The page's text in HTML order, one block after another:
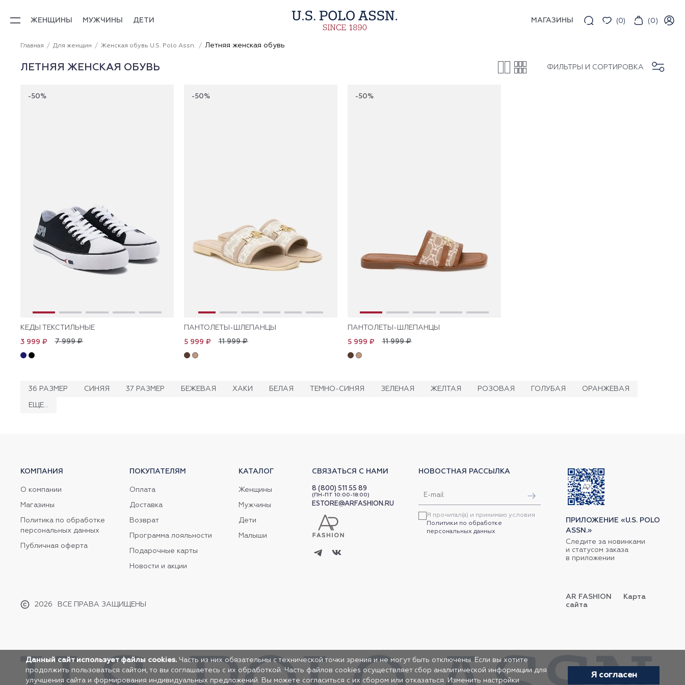
ЖЕНЩИНЫ МУЖЧИНЫ ДЕТИ МАГАЗИНЫ (0) (0)
Главная Для женщин Женская обувь U.S. Polo Assn. Летняя женская обувь
ЛЕТНЯЯ ЖЕНСКАЯ ОБУВЬ ФИЛЬТРЫ И СОРТИРОВКА
-50%
КЕДЫ ТЕКСТИЛЬНЫЕ
7 999 ₽
3 999 ₽
-50%
ПАНТОЛЕТЫ-ШЛЕПАНЦЫ
11 999 ₽
5 999 ₽
-50%
ПАНТОЛЕТЫ-ШЛЕПАНЦЫ
11 999 ₽
5 999 ₽
36 РАЗМЕР СИНЯЯ 37 РАЗМЕР БЕЖЕВАЯ ХАКИ БЕЛАЯ ТЕМНО-СИНЯЯ ЗЕЛЕНАЯ ЖЕЛТАЯ РОЗОВАЯ ГОЛУБАЯ ОРАНЖЕВАЯ
ЕЩЕ...
КОМПАНИЯ
О компании
Магазины
Политика по обработке
персональных данных
Публичная оферта
2026 ВСЕ ПРАВА ЗАЩИЩЕНЫ
ПОКУПАТЕЛЯМ
Оплата
Доставка
Возврат
Программа лояльности
Подарочные карты
Новости и акции
КАТАЛОГ
Женщины
Мужчины
Дети
Малыши
СВЯЗАТЬСЯ С НАМИ
8 (800) 511 55 89
(ПН-ПТ 10:00-18:00)
ESTORE@ARFASHION.RU
НОВОСТНАЯ РАССЫЛКА
Я прочитал(а) и принимаю условия
Политики по обработке
персональных данных
ПРИЛОЖЕНИЕ «U.S. POLO
ASSN.»
Следите за новинками
и статусом заказа
в приложении
AR FASHION
Карта
сайта
Данный сайт использует файлы cookies. Часть из них обязательны с технической точки зрения и не могут быть отключены. Если вы хотите
продолжить пользоваться сайтом, то вы соглашаетесь с их обработкой. Часть файлов cookies осуществляет сбор аналитической информации для
улучшения сайта и формирования индивидуальных предложений. Вы можете согласиться с их сбором или отказаться. Изменить настройки
Я согласен